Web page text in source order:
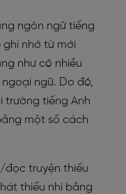
ngôn ngữ tiếng
ghi nhớ từ mới
như có nhiều
ngữ. Do đó,
trường tiếng Anh
một số cách
đọc truyện thiếu
thiếu nhi bằng